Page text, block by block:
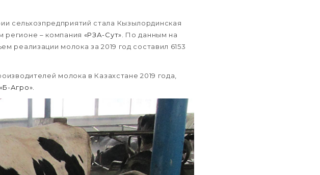
сельхозпредприятий стала Кызылординская
регионе – компания «РЗА-Сут». По данным на
реализации молока за 2019 год составил 6153
молока в Казахстане 2019 года,
«Б-Агро».